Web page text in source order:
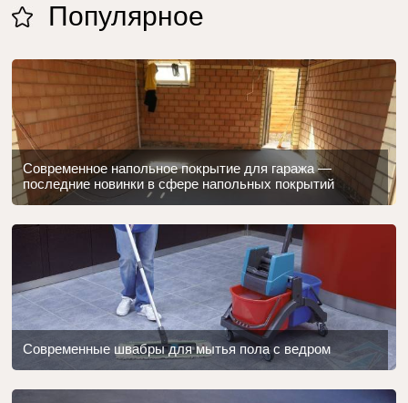
Популярное
Современное напольное покрытие для гаража —
последние новинки в сфере напольных покрытий
Современные швабры для мытья пола с ведром